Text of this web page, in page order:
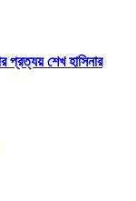
প্রত্যয় শেখ হাসিনার